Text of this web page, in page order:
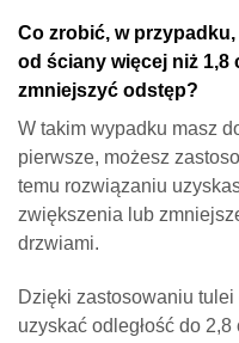
Co zrobić, w
od ściany więcej niż 1,8
zmniejszyć odstęp?
W takim wypadku masz
pierwsze, możesz
temu rozwiązaniu
zwiększenia lub
drzwiami.
Dzięki zastosowaniu
uzyskać odległość do